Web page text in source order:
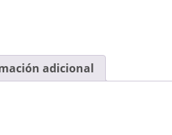
adicional